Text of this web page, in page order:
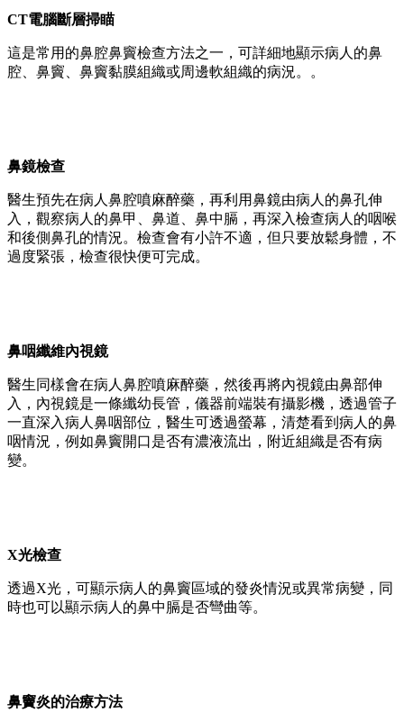
CT電腦斷層掃瞄
這是常用的鼻腔鼻竇檢查方法之一，可詳細地顯示病人的鼻
腔、鼻竇、鼻竇黏膜組織或周邊軟組織的病況。。
鼻鏡檢查
醫生預先在病人鼻腔噴麻醉藥，再利用鼻鏡由病人的鼻孔伸
入，觀察病人的鼻甲、鼻道、鼻中膈，再深入檢查病人的咽喉
和後側鼻孔的情況。檢查會有小許不適，但只要放鬆身體，不
過度緊張，檢查很快便可完成。
鼻咽纖維內視鏡
醫生同樣會在病人鼻腔噴麻醉藥，然後再將內視鏡由鼻部伸
入，內視鏡是一條纖幼長管，儀器前端裝有攝影機，透過管子
一直深入病人鼻咽部位，醫生可透過螢幕，清楚看到病人的鼻
咽情況，例如鼻竇開口是否有濃液流出，附近組織是否有病
變。
X光檢查
透過X光，可顯示病人的鼻竇區域的發炎情況或異常病變，同
時也可以顯示病人的鼻中膈是否彎曲等。
鼻竇炎的治療方法